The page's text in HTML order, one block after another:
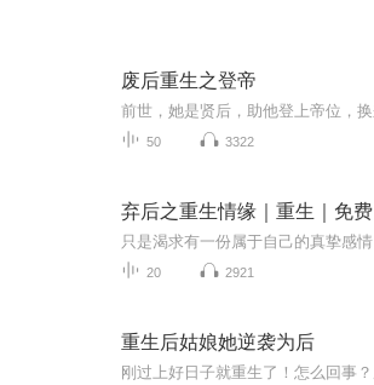
废后重生之登帝
50 3322
弃后之重生情缘｜重生｜免费
20 2921
重生后姑娘她逆袭为后